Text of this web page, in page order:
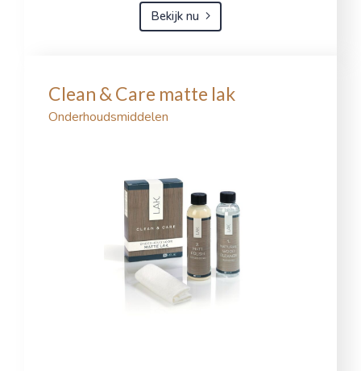
Bekijk nu
Clean & Care matte lak
Onderhoudsmiddelen